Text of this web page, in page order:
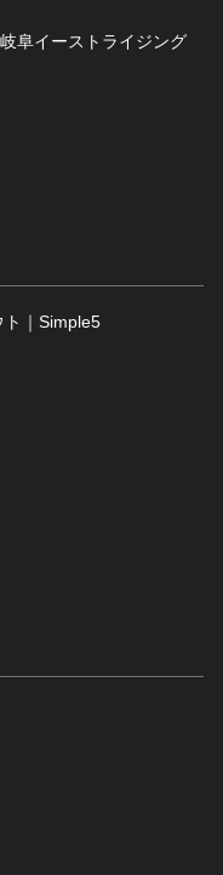
阜イーストライジング
ト｜Simple5